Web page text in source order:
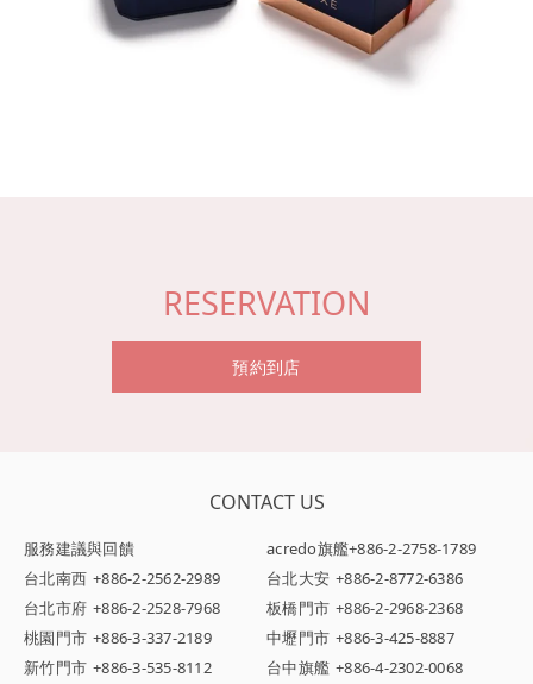
RESERVATION
預約到店
CONTACT US
服務建議與回饋 acredo旗艦+886-2-2758-1789
台北南西 +886-2-2562-2989 台北大安 +886-2-8772-6386
台北市府 +886-2-2528-7968 板橋門市 +886-2-2968-2368
桃園門市 +886-3-337-2189 中壢門市 +886-3-425-8887
新竹門市 +886-3-535-8112 台中旗艦 +886-4-2302-0068